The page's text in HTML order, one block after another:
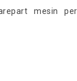
mesin